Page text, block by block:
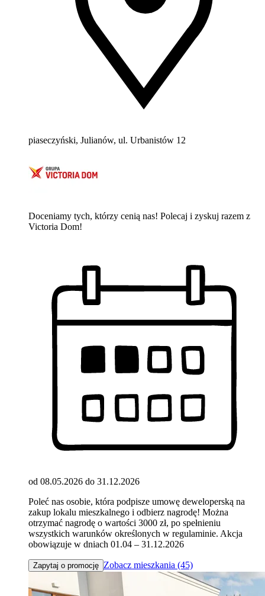
piaseczyński, Julianów, ul. Urbanistów 12
Doceniamy tych, którzy cenią nas! Polecaj i zyskuj razem z
Victoria Dom!
od 08.05.2026 do 31.12.2026
Poleć nas osobie, która podpisze umowę deweloperską na
zakup lokalu mieszkalnego i odbierz nagrodę! Można
otrzymać nagrodę o wartości 3000 zł, po spełnieniu
wszystkich warunków określonych w regulaminie. Akcja
obowiązuje w dniach 01.04 – 31.12.2026
Zapytaj o promocję Zobacz mieszkania (45)